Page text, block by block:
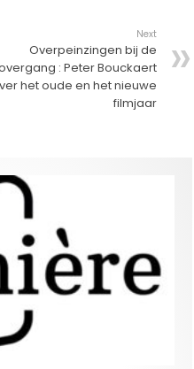
Next
Overpeinzingen bij de
: Peter Bouckaert
het oude en het nieuwe
filmjaar